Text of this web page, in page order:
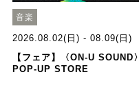
音楽
2026.08.02(日) - 08.09(日)
【フェア】〈ON-U SOUND〉
POP-UP STORE